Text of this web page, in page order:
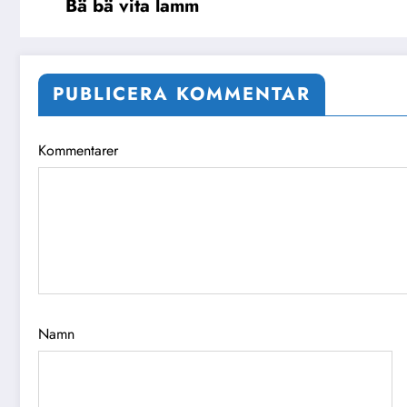
Bä bä vita lamm
PUBLICERA KOMMENTAR
Kommentarer
Namn